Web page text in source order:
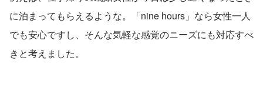
に泊まってもらえるような。「nine hours」なら女性一人
でも安心ですし、そんな気軽な感覚のニーズにも対応すべ
きと考えました。